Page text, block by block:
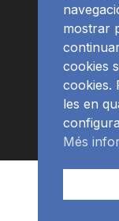
mostrar
cookies
cookies.
les en
Més